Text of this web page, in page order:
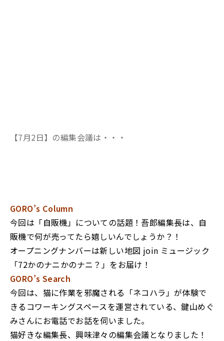
【7月2日】の編集会議は・・・
GORO’s Column
今回は「自販機」についての話題！吾郎編集長は、自
販機で何が売ってたら嬉しいんでしょうか？！
オープニングナンバーは新しい地図 join ミュージック
「72かのナニかのナニ？」をお届け！
GORO’s Search
今回は、猫に作業を邪魔される「ネコハラ」が体験で
きるコワーキングスペースを運営されている、鍵山めぐ
みさんにお電話でお話を伺いました。
猫好きな編集長、興味津々の編集会議となりました！